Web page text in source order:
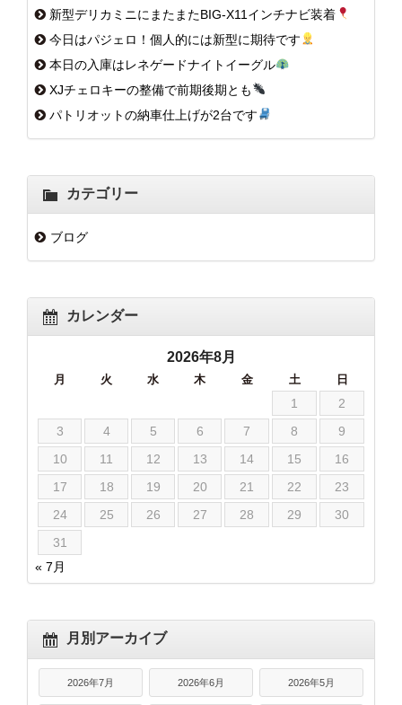
新型デリカミニにまたまたBIG-X11インチナビ装着
今日はパジェロ！個人的には新型に期待です
本日の入庫はレネゲードナイトイーグル
XJチェロキーの整備で前期後期とも
パトリオットの納車仕上げが2台です
カテゴリー
ブログ
カレンダー
2026年8月
月 火 水 木 金 土 日
1
2
3
4 5 6 7 8
9
10
11 12 13 14 15
16
17
18 19 20 21 22
23
24
25 26 27 28 29
30
31
« 7月
月別アーカイブ
2026年7月 2026年6月 2026年5月